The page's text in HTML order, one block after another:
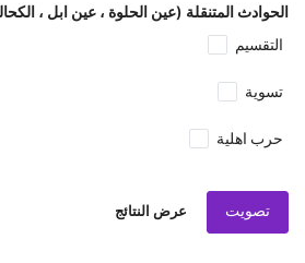
الحوادث المتنقلة (عين الحلوة ، عين ابل ،
التقسيم
تسوية
حرب اهلية
تصويت عرض النتائج